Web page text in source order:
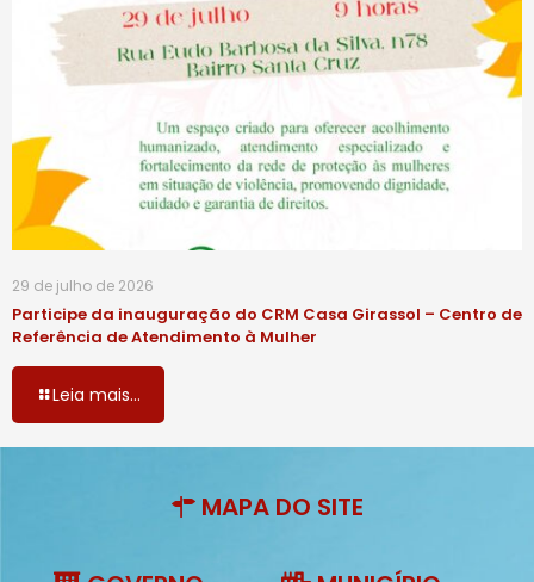
29 de julho de 2026
Participe da inauguração do CRM Casa Girassol – Centro de
Referência de Atendimento à Mulher
Leia mais...
MAPA DO SITE